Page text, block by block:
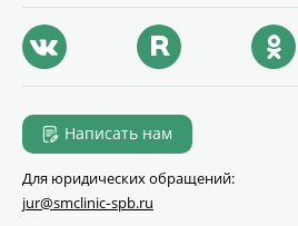
Написать нам
Для юридических обращений:
jur@smclinic‑spb.ru